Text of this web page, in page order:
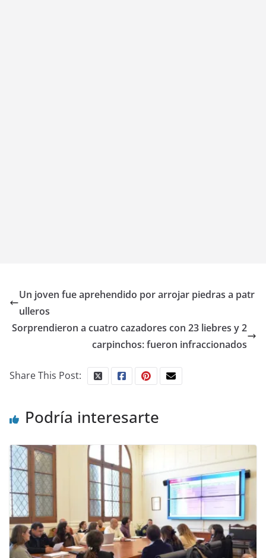
Un joven fue aprehendido por arrojar piedras a patr
ulleros
Sorprendieron a cuatro cazadores con 23 liebres y 2
carpinchos: fueron infraccionados
Share This Post:
Podría interesarte